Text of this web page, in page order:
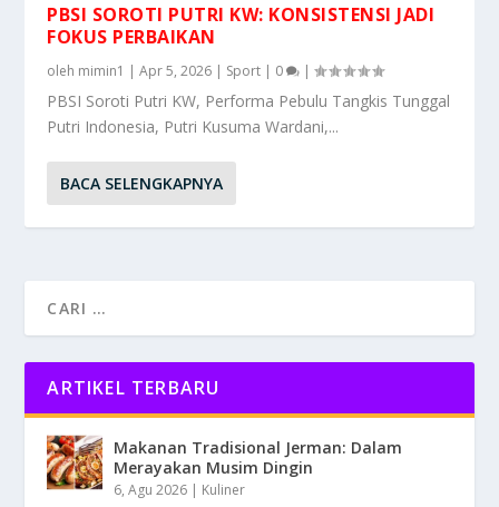
PBSI SOROTI PUTRI KW: KONSISTENSI JADI
FOKUS PERBAIKAN
oleh mimin1 |Apr 5, 2026 | Sport | 0 |
PBSI Soroti Putri KW, Performa Pebulu Tangkis Tunggal
Putri Indonesia, Putri Kusuma Wardani,...
BACA SELENGKAPNYA
ARTIKEL TERBARU
Makanan Tradisional Jerman: Dalam
Merayakan Musim Dingin
6, Agu 2026 | Kuliner